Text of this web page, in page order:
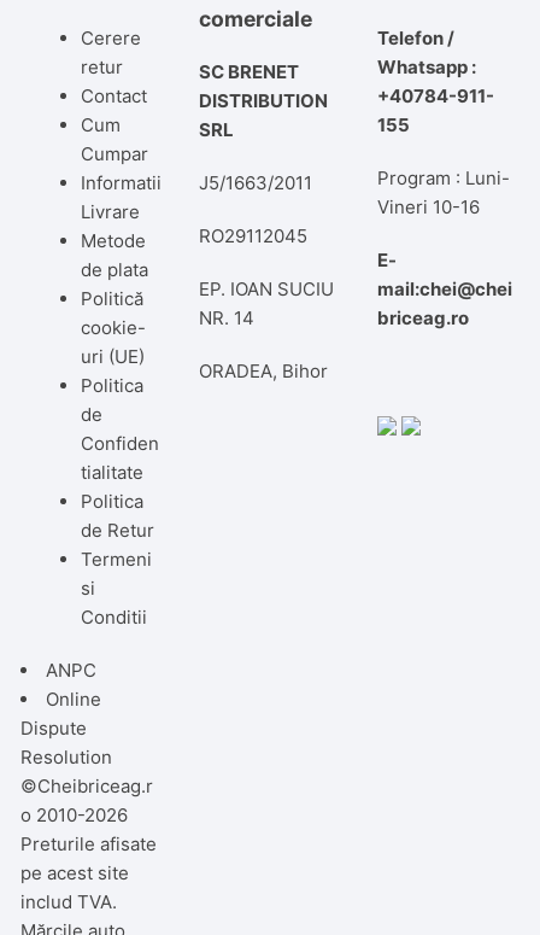
Cerere
retur
Contact
Cum
Cumpar
Informatii
Livrare
Metode
de plata
Politică
cookie-
uri (UE)
Politica
de
Confiden
tialitate
Politica
de Retur
Termeni
si
Conditii
ANPC
Online
Dispute
Resolution
comerciale
SC BRENET
DISTRIBUTION
SRL
J5/1663/2011
RO29112045
EP. IOAN SUCIU
NR. 14
ORADEA, Bihor
Telefon /
Whatsapp :
+40784-911-
155
Program : Luni-
Vineri 10-16
E-
mail:chei@chei
briceag.ro
©Cheibriceag.r
o 2010-2026
Preturile afisate
pe acest site
includ TVA.